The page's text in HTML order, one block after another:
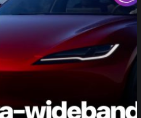
wideband